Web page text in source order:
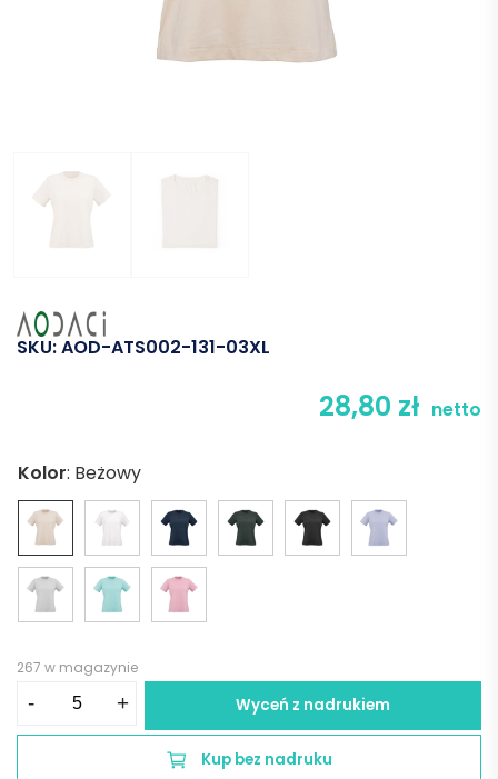
SKU:AOD-ATS002-131-03XL
28,80 zł netto
Kolor: Beżowy
267 w magazynie
- + Wyceń z nadrukiem
Kup bez nadruku